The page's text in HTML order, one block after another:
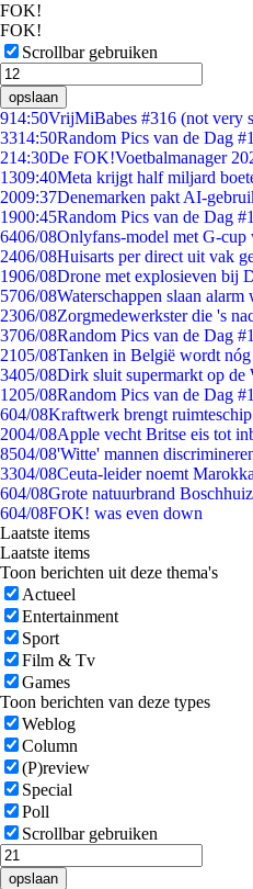
FOK!
FOK!
Scrollbar gebruiken
opslaan
914:50VrijMiBabes #316 (not very
3314:50Random Pics van de Dag
214:30De FOK!Voetbalmanager
1309:40Meta krijgt half miljard
2009:37Denemarken pakt AI-
1900:45Random Pics van de Dag
6406/08Onlyfans-model met G-cup
2406/08Huisarts per direct uit vak
1906/08Drone met explosieven bij
5706/08Waterschappen slaan alarm
2306/08Zorgmedewerkster die 's
3706/08Random Pics van de Dag
2105/08Tanken in België wordt
3405/08Dirk sluit supermarkt op de
1205/08Random Pics van de Dag
604/08Kraftwerk brengt
2004/08Apple vecht Britse eis tot
8504/08'Witte' mannen
3304/08Ceuta-leider noemt
604/08Grote natuurbrand
604/08FOK! was even down
Laatste items
Laatste items
Toon berichten uit deze thema's
Actueel
Entertainment
Sport
Film & Tv
Games
Toon berichten van deze types
Weblog
Column
(P)review
Special
Poll
Scrollbar gebruiken
opslaan